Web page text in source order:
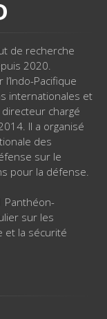
de recherche
2020.
Pacifique
internationales et
chargé
Il a organisé
des
sur le
pour la défense.
Panthéon-
sur les
et la sécurité